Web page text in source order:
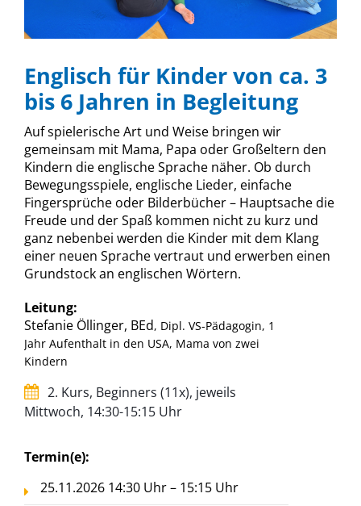
Englisch für Kinder von ca. 3
bis 6 Jahren in Begleitung
Auf spielerische Art und Weise bringen wir
gemeinsam mit Mama, Papa oder Großeltern den
Kindern die englische Sprache näher. Ob durch
Bewegungsspiele, englische Lieder, einfache
Fingersprüche oder Bilderbücher – Hauptsache die
Freude und der Spaß kommen nicht zu kurz und
ganz nebenbei werden die Kinder mit dem Klang
einer neuen Sprache vertraut und erwerben einen
Grundstock an englischen Wörtern.
Leitung:
Stefanie Öllinger, BEd, Dipl. VS-Pädagogin, 1
Jahr Aufenthalt in den USA, Mama von zwei
Kindern
2. Kurs, Beginners (11x), jeweils
Mittwoch, 14:30-15:15 Uhr
Termin(e):
25.11.2026 14:30 Uhr – 15:15 Uhr